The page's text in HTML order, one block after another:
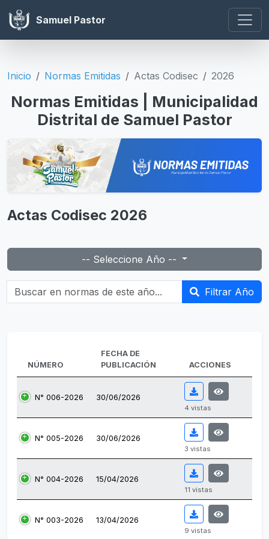
Samuel Pastor
Inicio Normas Emitidas Actas Codisec 2026
Normas Emitidas | Municipalidad
Distrital de Samuel Pastor
Actas Codisec 2026
-- Seleccione Año --
Buscar en normas de este año... Filtrar Año
NÚMERO
FECHA DE
PUBLICACIÓN
ACCIONES
N° 006-2026 30/06/2026
4 vistas
N° 005-2026 30/06/2026
3 vistas
N° 004-2026 15/04/2026
11 vistas
N° 003-2026 13/04/2026
9 vistas